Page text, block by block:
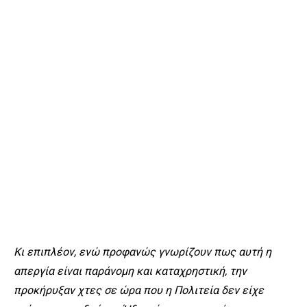
Κι επιπλέον, ενώ προφανώς γνωρίζουν πως αυτή η
απεργία είναι παράνομη και καταχρηστική, την
προκήρυξαν χτες σε ώρα που η Πολιτεία δεν είχε